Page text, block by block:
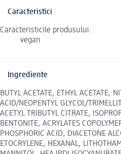
Caracteristici
Caracteristicile produsului:
vegan
Ingrediente
BUTYL ACETATE, ETHYL ACETATE,
ACID/NEOPENTYL GLYCOL/
ACETYL TRIBUTYL CITRATE,
BENTONITE, ACRYLATES
PHOSPHORIC ACID, DIACETONE
ETOCRYLENE, HEXANAL,